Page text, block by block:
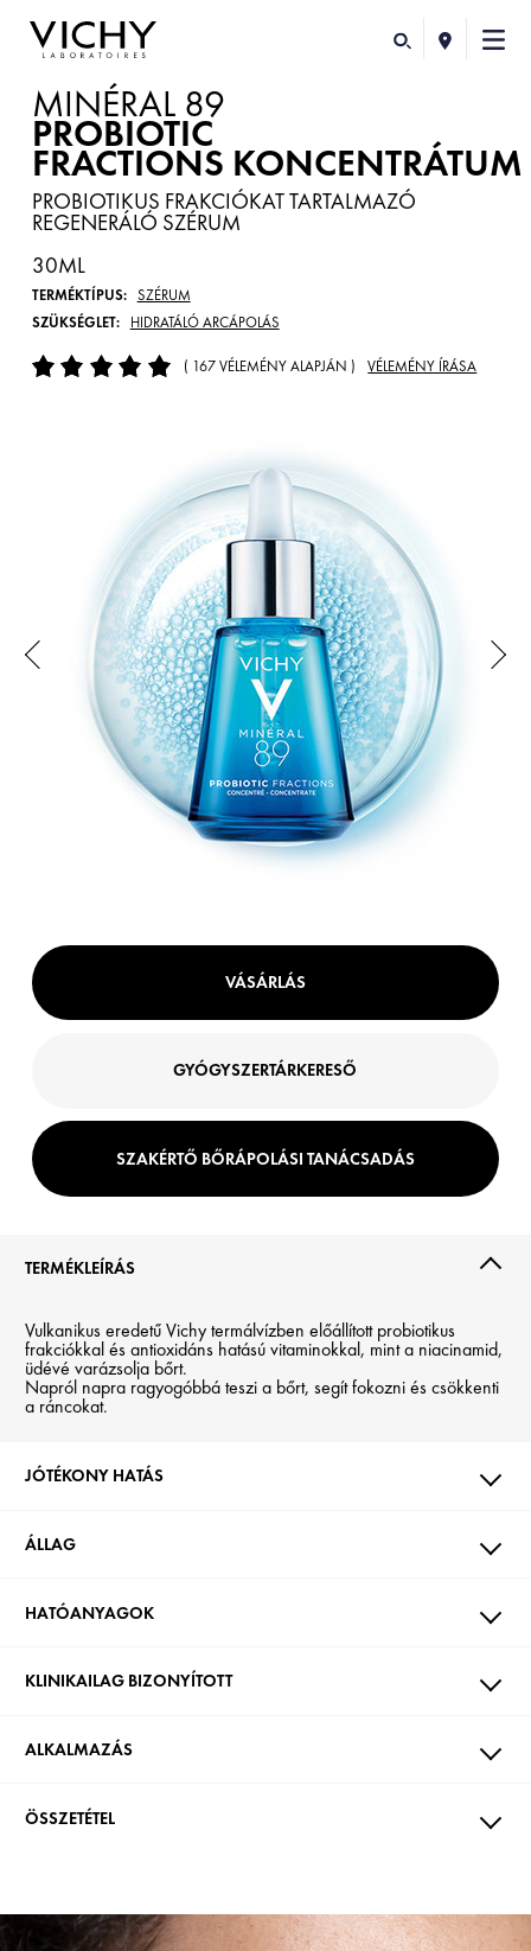
MINÉRAL 89
PROBIOTIC
FRACTIONS KONCENTRÁTUM
PROBIOTIKUS FRAKCIÓKAT TARTALMAZÓ
REGENERÁLÓ SZÉRUM
30ML
TERMÉKTÍPUS:
SZÉRUM
SZÜKSÉGLET:
HIDRATÁLÓ ARCÁPOLÁS
( 167 VÉLEMÉNY ALAPJÁN ) VÉLEMÉNY ÍRÁSA
VÁSÁRLÁS
GYÓGYSZERTÁRKERESŐ
SZAKÉRTŐ BŐRÁPOLÁSI TANÁCSADÁS
TERMÉKLEÍRÁS
Vulkanikus eredetű Vichy termálvízben előállított probiotikus
frakciókkal és antioxidáns hatású vitaminokkal, mint a niacinamid,
üdévé varázsolja bőrt.
Napról napra ragyogóbbá teszi a bőrt, segít fokozni és csökkenti
a ráncokat.
JÓTÉKONY HATÁS
ÁLLAG
HATÓANYAGOK
KLINIKAILAG BIZONYÍTOTT
ALKALMAZÁS
ÖSSZETÉTEL